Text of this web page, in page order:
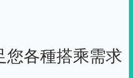
各種搭乘需求